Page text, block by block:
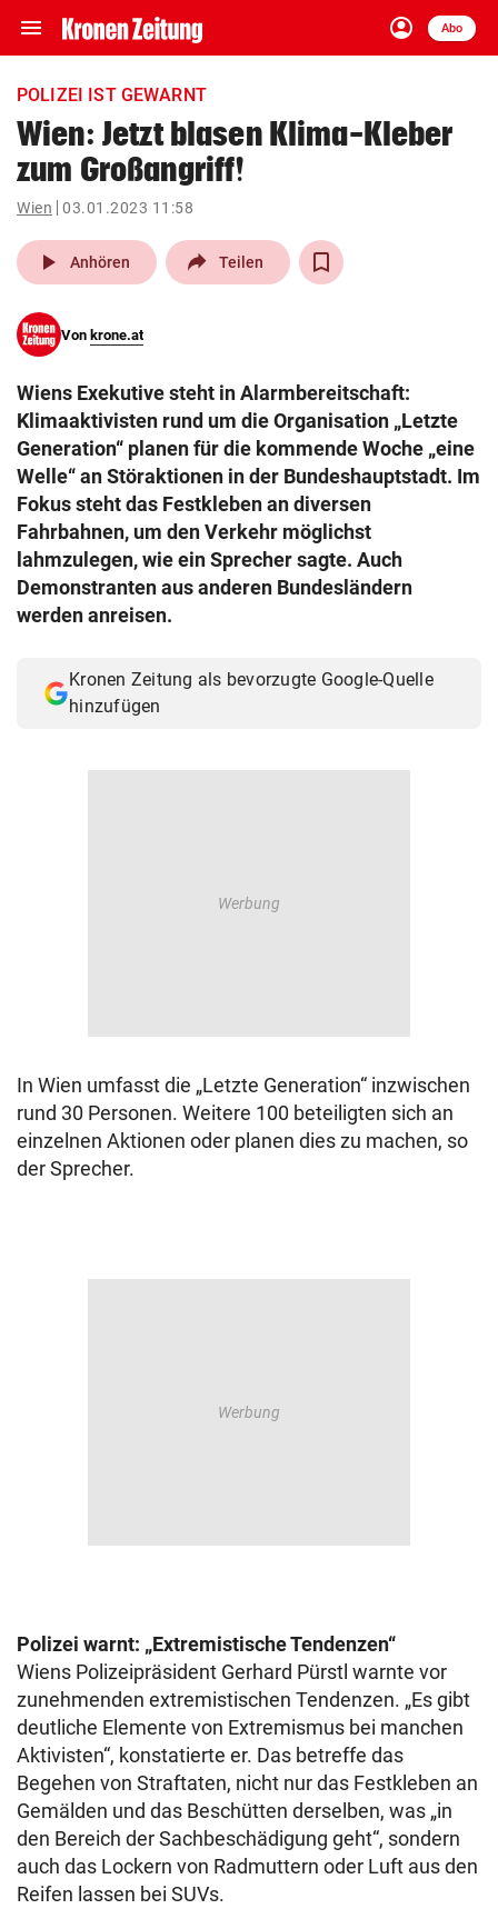
menu Navigation
ein-/ausklappen
account_circle
Anmelden
Abo
close Schließen
account_circle Anmelden
pin_drop
Wien arrow_right
search
eingeben
Muthgasse 2, 1190 Wien
POLIZEI IST GEWARNT
Wien: Jetzt blasen Klima-Kleber
zum Großangriff!
Wien 03.01.2023 11:58
play_arrow Anhören Teilen
Von krone.at
Wiens Exekutive steht in Alarmbereitschaft:
Klimaaktivisten rund um die Organisation „Letzte
Generation“ planen für die kommende Woche „eine
Welle“ an Störaktionen in der Bundeshauptstadt. Im
Fokus steht das Festkleben an diversen
Fahrbahnen, um den Verkehr möglichst
lahmzulegen, wie ein Sprecher sagte. Auch
Demonstranten aus anderen Bundesländern
werden anreisen.
Kronen Zeitung als bevorzugte Google-Quelle
hinzufügen
In Wien umfasst die „Letzte Generation“ inzwischen
rund 30 Personen. Weitere 100 beteiligten sich an
einzelnen Aktionen oder planen dies zu machen, so
der Sprecher.
Polizei warnt: „Extremistische Tendenzen“
Wiens Polizeipräsident Gerhard Pürstl warnte vor
zunehmenden extremistischen Tendenzen. „Es gibt
deutliche Elemente von Extremismus bei manchen
Aktivisten“, konstatierte er. Das betreffe das
Begehen von Straftaten, nicht nur das Festkleben an
Gemälden und das Beschütten derselben, was „in
den Bereich der Sachbeschädigung geht“, sondern
auch das Lockern von Radmuttern oder Luft aus den
Reifen lassen bei SUVs.